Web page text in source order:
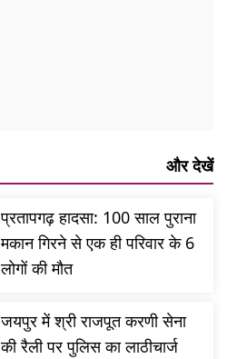
और देखें
प्रतापगढ़ हादसा: 100 साल पुराना
मकान गिरने से एक ही परिवार के 6
लोगों की मौत
जयपुर में श्री राजपूत करणी सेना
की रैली पर पुलिस का लाठीचार्ज